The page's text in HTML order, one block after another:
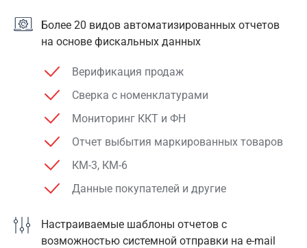
Более 20 видов автоматизированных отчетов
на основе фискальных данных
Верификация продаж
Сверка с номенклатурами
Мониторинг ККТ и ФН
Отчет выбытия маркированных товаров
КМ-3, КМ-6
Данные покупателей и другие
Настраиваемые шаблоны отчетов с
возможностью системной отправки на e-mail